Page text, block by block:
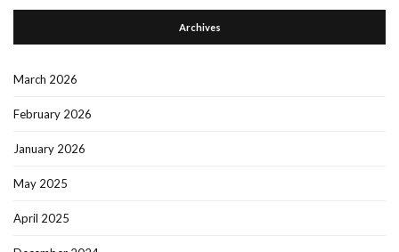
Archives
March 2026
February 2026
January 2026
May 2025
April 2025